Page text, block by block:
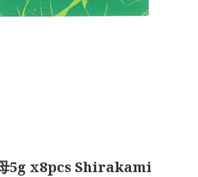
5g x8pcs Shirakami